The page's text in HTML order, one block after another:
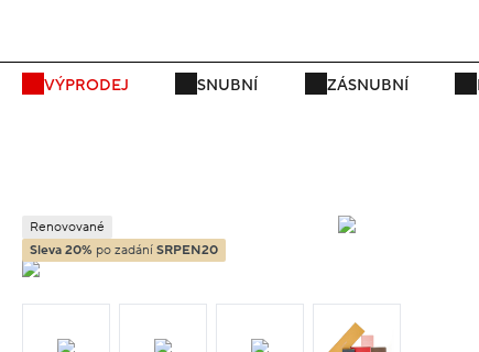
VÝPRODEJ SNUBNÍ ZÁSNUBNÍ
Renovované
Sleva 20% po zadání SRPEN20